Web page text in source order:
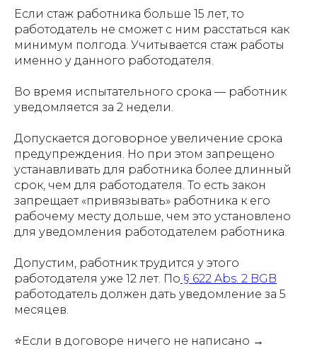
Если стаж работника больше 15 лет, то
работодатель не сможет с ним расстаться как
минимум полгода. Учитывается стаж работы
именно у данного работодателя.
Во время испытательного срока — работник
уведомляется за 2 недели.
Допускается договорное увеличение срока
предупреждения. Но при этом запрещено
устанавливать для работника более длинный
срок, чем для работодателя. То есть закон
запрещает «привязывать» работника к его
рабочему месту дольше, чем это установлено
для уведомления работодателем работника.
Допустим, работник трудится у этого
работодателя уже 12 лет. По § 622 Abs. 2 BGB
работодатель должен дать уведомление за 5
месяцев.
⭐️Если в договоре ничего не написано →